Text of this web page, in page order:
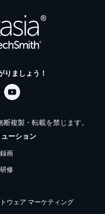
りましょう！
YouTube
で
TechSmith
フ
複製・転載を禁じます。
ューション
画
修
ウェア マーケティング